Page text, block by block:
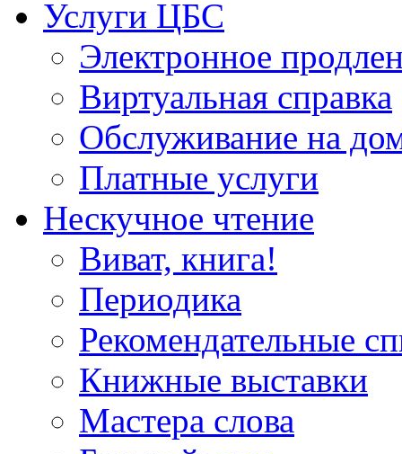
Услуги ЦБС
Электронное
Виртуальная справка
Обслуживание на
Платные услуги
Нескучное чтение
Виват, книга!
Периодика
Рекомендательные
Книжные выставки
Мастера слова